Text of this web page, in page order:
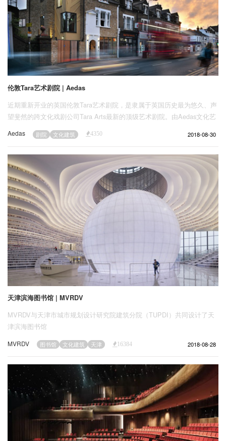
伦敦Tara艺术剧院 | Aedas
近期重新开业的英国伦敦Tara艺术剧院，是隶属于英国历史最为悠久、声
望斐然的跨文化戏剧公司Tara Arts最新的顶级艺术剧院。由Aedas文化艺
新改造的Tara艺术剧院融合国际与地方风格，为英国首家跨文化剧院打造
Aedas 剧院 文化建筑 4350 2018-08-30
天津滨海图书馆 | MVRDV
MVRDV与天津市城市规划设计研究院建筑分院（TUPDI）共同设计了天
津滨海图书馆
MVRDV 图书馆 文化建筑 天津 16384 2018-08-28